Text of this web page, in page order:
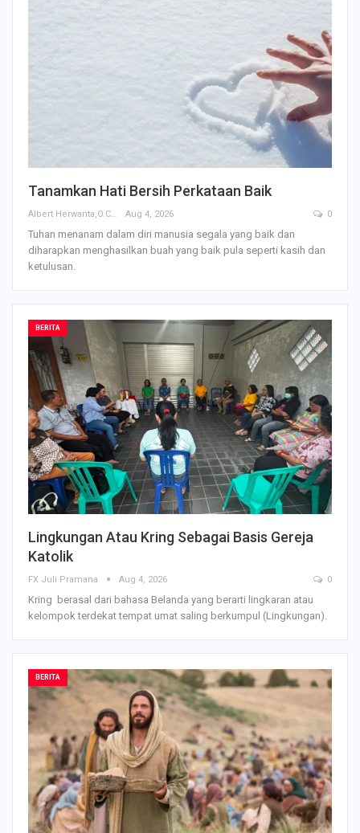
Tanamkan Hati Bersih Perkataan Baik
Albert Herwanta,O.Carm Aug 4, 2026 0
Tuhan menanam dalam diri manusia segala yang baik dan
diharapkan menghasilkan buah yang baik pula seperti kasih dan
ketulusan.
BERITA
Lingkungan Atau Kring Sebagai Basis Gereja
Katolik
FX Juli Pramana Aug 4, 2026 0
Kring berasal dari bahasa Belanda yang berarti lingkaran atau
kelompok terdekat tempat umat saling berkumpul (Lingkungan).
BERITA